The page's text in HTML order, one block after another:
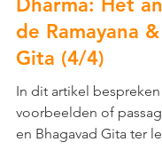
8 nov 2020 4 minuten om te